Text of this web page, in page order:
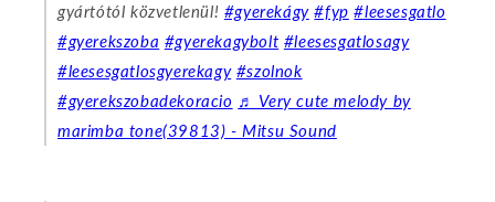
gyártótól közvetlenül! #gyerekágy #fyp #leesesgatlo
#gyerekszoba #gyerekagybolt #leesesgatlosagy
#leesesgatlosgyerekagy #szolnok
#gyerekszobadekoracio ♬ Very cute melody by
marimba tone(39813) - Mitsu Sound